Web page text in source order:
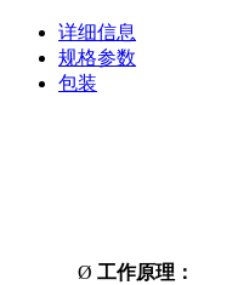
详细信息
规格参数
包装
Ø 工作原理：